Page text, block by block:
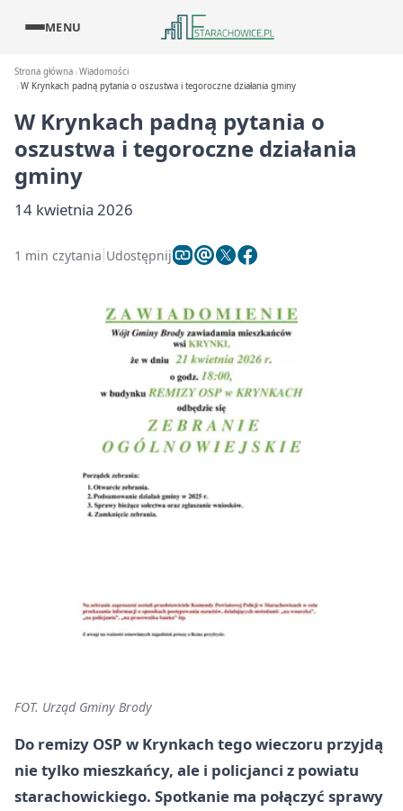
MENU
Strona główna Wiadomości
W Krynkach padną pytania o oszustwa i tegoroczne działania gminy
W Krynkach padną pytania o
oszustwa i tegoroczne działania
gminy
14 kwietnia 2026
1 min czytania Udostępnij
FOT. Urząd Gminy Brody
Do remizy OSP w Krynkach tego wieczoru przyjdą
nie tylko mieszkańcy, ale i policjanci z powiatu
starachowickiego. Spotkanie ma połączyć sprawy